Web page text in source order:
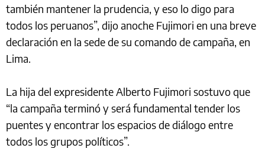
también mantener la prudencia, y eso lo digo para
todos los peruanos”, dijo anoche Fujimori en una breve
declaración en la sede de su comando de campaña, en
Lima.
La hija del expresidente Alberto Fujimori sostuvo que
“la campaña terminó y será fundamental tender los
puentes y encontrar los espacios de diálogo entre
todos los grupos políticos”.